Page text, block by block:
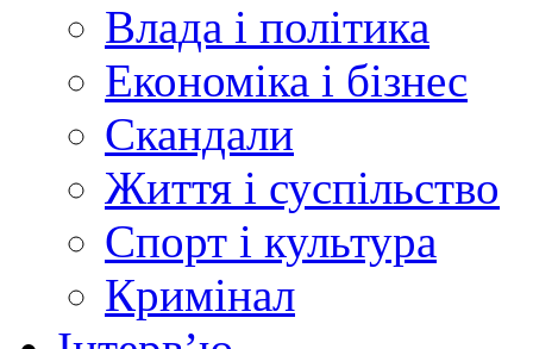
Влада і політика
Економіка і бізнес
Скандали
Життя і суспільство
Спорт і культура
Кримінал